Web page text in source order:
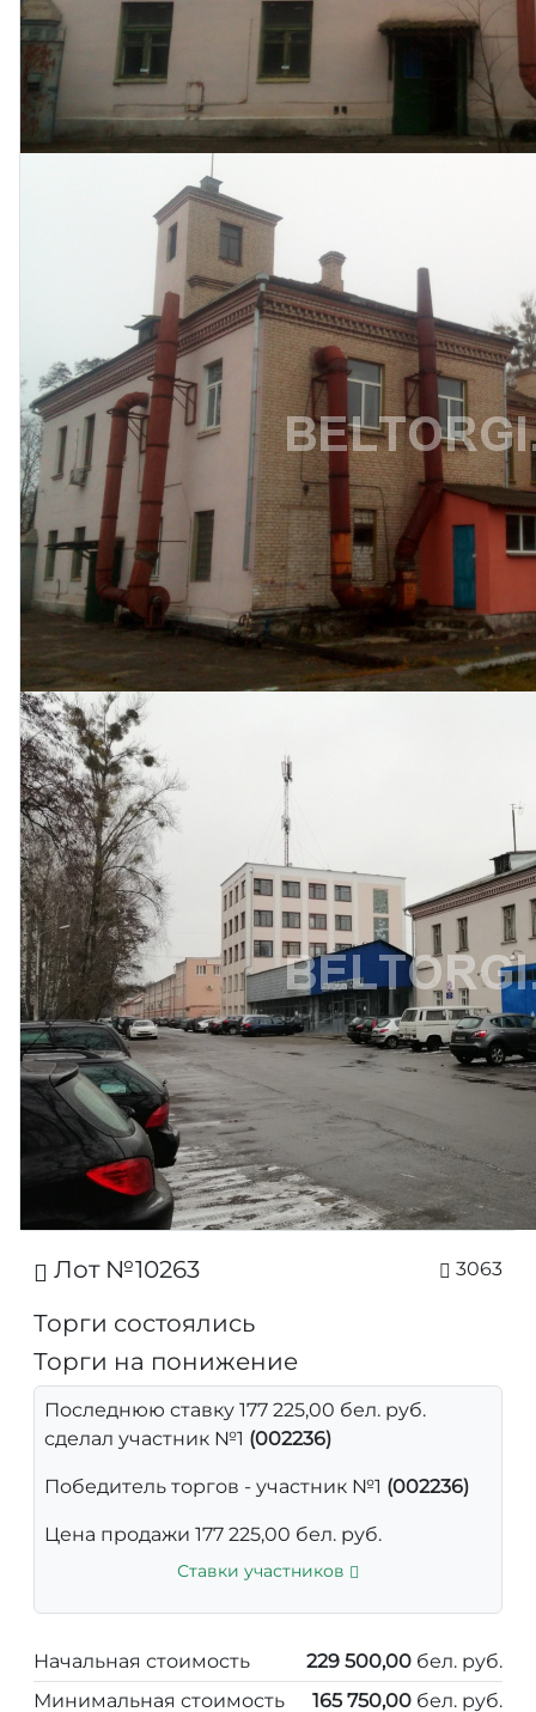
Лот №10263 3063
Торги состоялись
Торги на понижение
Последнюю ставку 177 225,00 бел. руб.
сделал участник №1 (002236)
Победитель торгов - участник №1 (002236)
Цена продажи 177 225,00 бел. руб.
Ставки участников
Начальная стоимость 229 500,00 бел. руб.
Минимальная стоимость
165 750,00 бел. руб.